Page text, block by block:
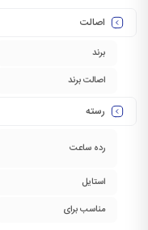
اصالت
برند
اصالت برند
رسته
رده ساعت
استایل
مناسب برای